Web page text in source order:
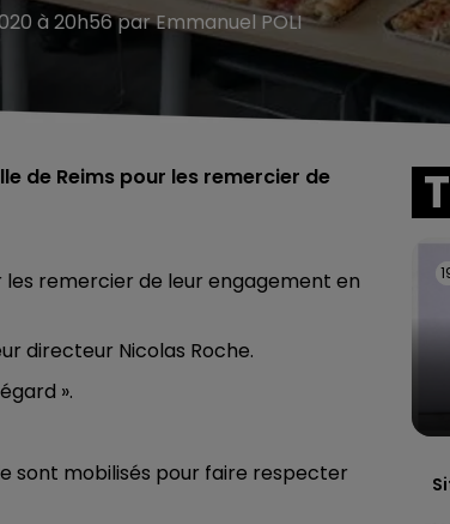
à 20h56 par Emmanuel POLI
de Reims pour les remercier de
remercier de leur engagement en
directeur Nicolas Roche.
».
sont mobilisés pour faire respecter